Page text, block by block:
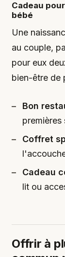
Cadeau
bébé
Une
au couple,
pour eux
bien-être de
Bon
premières
Coffret
Cadeau
lit ou
Offrir à